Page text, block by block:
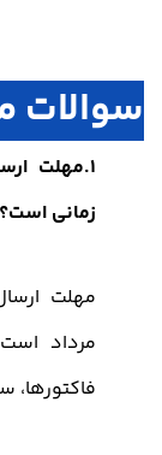
سوالات
زمانی است؟
مرداد
فاکتورها،